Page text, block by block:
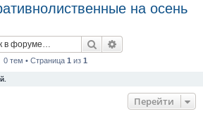
на осень
Поиск
0 тем • Страница 1 из 1
Перейти